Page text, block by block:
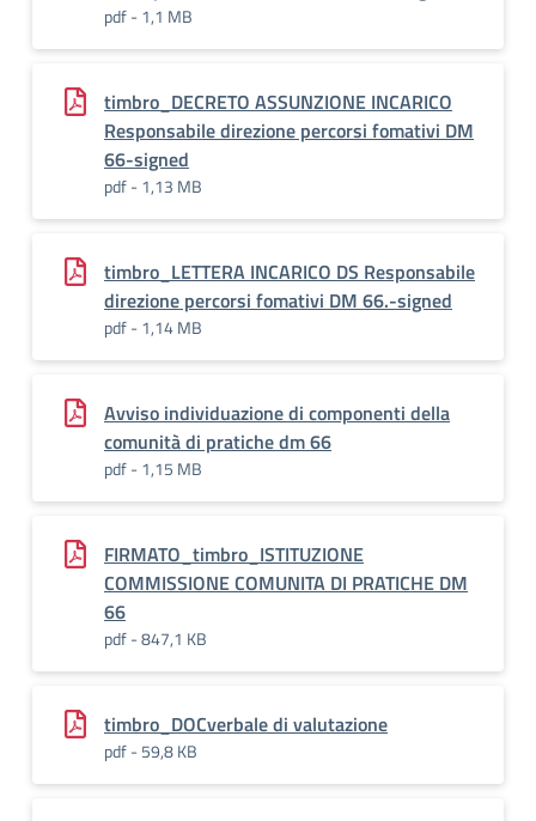
pdf - 1,1 MB
timbro_DECRETO ASSUNZIONE INCARICO
Responsabile direzione percorsi fomativi DM
66-signed
pdf - 1,13 MB
timbro_LETTERA INCARICO DS Responsabile
direzione percorsi fomativi DM 66.-signed
pdf - 1,14 MB
Avviso individuazione di componenti della
comunità di pratiche dm 66
pdf - 1,15 MB
FIRMATO_timbro_ISTITUZIONE
COMMISSIONE COMUNITA DI PRATICHE DM
66
pdf - 847,1 KB
timbro_DOCverbale di valutazione
pdf - 59,8 KB